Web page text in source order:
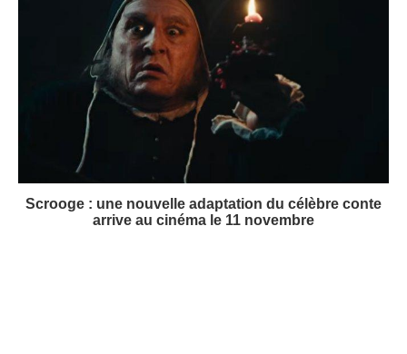
Scrooge : une nouvelle adaptation du célèbre conte
arrive au cinéma le 11 novembre